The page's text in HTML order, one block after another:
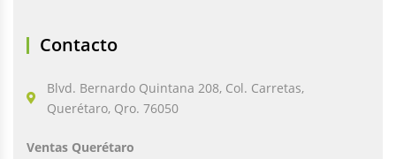
Contacto
Blvd. Bernardo Quintana 208, Col. Carretas,
Querétaro, Qro. 76050
Ventas Querétaro